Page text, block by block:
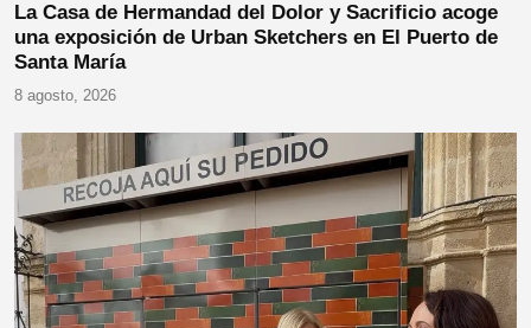
La Casa de Hermandad del Dolor y Sacrificio acoge
una exposición de Urban Sketchers en El Puerto de
Santa María
8 agosto, 2026